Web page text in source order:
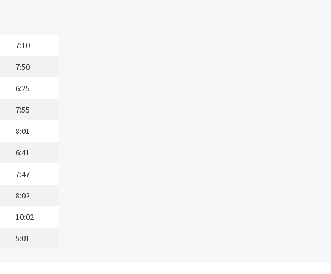
7:10
7:50
6:25
7:55
8:01
6:41
7:47
8:02
10:02
5:01